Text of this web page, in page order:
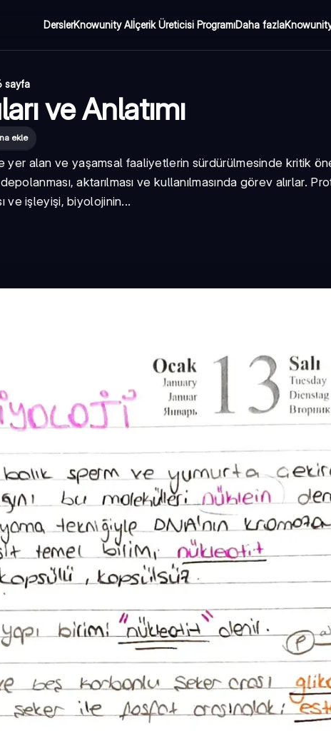
DerslerKnowunity AIİçerik Üreticisi ProgramıDaha fazla
sayfa
ve Anlatımı
ekle
yer alan ve yaşamsal faaliyetlerin sürdürülmesinde kritik
aktarılması ve kullanılmasında görev alırlar.
ve işleyişi, biyolojinin...